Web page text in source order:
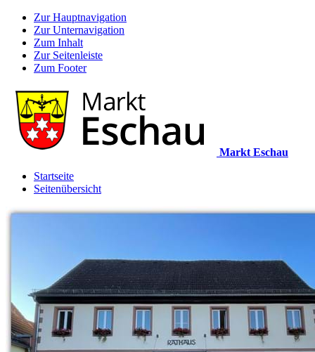
Zur Hauptnavigation
Zur Unternavigation
Zum Inhalt
Zur Seitenleiste
Zum Footer
Markt Eschau
Startseite
Seitenübersicht